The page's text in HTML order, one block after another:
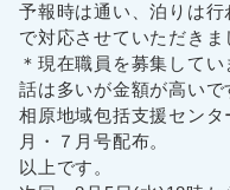
予報時は通い、泊りは
で対応させていただきま
＊現在職員を募集して
話は多いが金額が高いで
相原地域包括支援セン
月・７月号配布。
以上です。